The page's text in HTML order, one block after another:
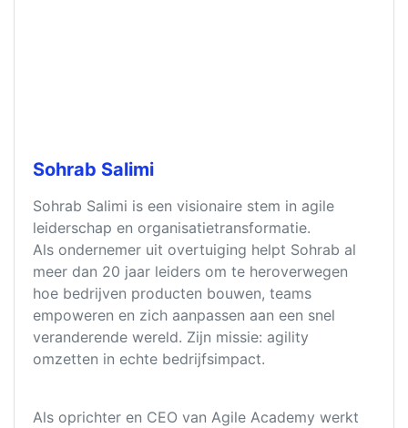
Sohrab Salimi
Sohrab Salimi is een visionaire stem in agile
leiderschap en organisatietransformatie.
Als ondernemer uit overtuiging helpt Sohrab al
meer dan 20 jaar leiders om te heroverwegen
hoe bedrijven producten bouwen, teams
empoweren en zich aanpassen aan een snel
veranderende wereld. Zijn missie: agility
omzetten in echte bedrijfsimpact.
Als oprichter en CEO van Agile Academy werkt